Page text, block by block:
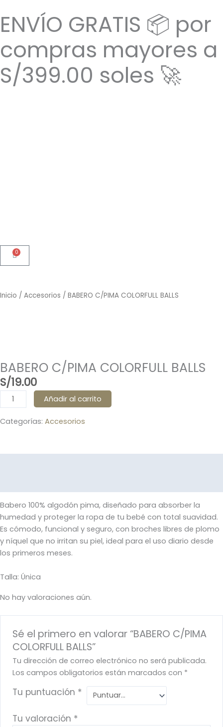
al
contenido
ENVÍO GRATIS 📦 por
compras mayores a
S/399.00 soles 🚀
0
Cart
Inicio / Accesorios / BABERO C/PIMA COLORFULL BALLS
BABERO C/PIMA COLORFULL BALLS
S/19.00
BABERO
C/PIMA
COLORFULL
Añadir al carrito
Categorías: Accesorios
Babero 100% algodón pima, diseñado para absorber la
humedad y proteger la ropa de tu bebé con total suavidad.
Es cómodo, funcional y seguro, con broches libres de plomo
y níquel que no irritan su piel, ideal para el uso diario desde
los primeros meses.
Talla: Única
No hay valoraciones aún.
Sé el primero en valorar “BABERO C/PIMA
COLORFULL BALLS”
Tu dirección de correo electrónico no será publicada.
Los campos obligatorios están marcados con *
Tu puntuación *
Tu valoración *